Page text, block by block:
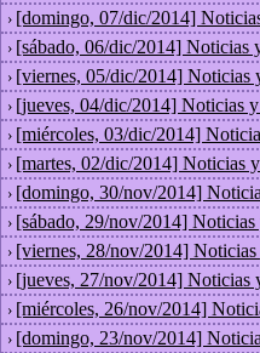
› [domingo, 07/dic/2014]
› [sábado, 06/dic/2014] Noticias
› [viernes, 05/dic/2014] Noticias
› [jueves, 04/dic/2014] Noticias
› [miércoles, 03/dic/2014]
› [martes, 02/dic/2014] Noticias
› [domingo, 30/nov/2014]
› [sábado, 29/nov/2014]
› [viernes, 28/nov/2014]
› [jueves, 27/nov/2014] Noticias
› [miércoles, 26/nov/2014]
› [domingo, 23/nov/2014]